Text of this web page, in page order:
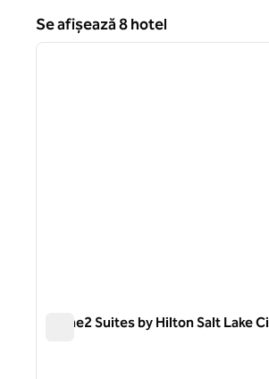
Se afișează 8 hotel
Se afișează 8 hotel
1 din 12
Home2 Suites by Hilton Salt Lake